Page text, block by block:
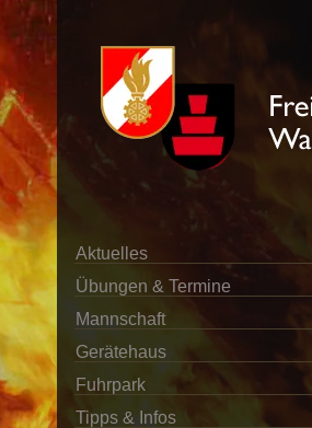
Aktuelles
Übungen & Termine
Mannschaft
Gerätehaus
Fuhrpark
Tipps & Infos